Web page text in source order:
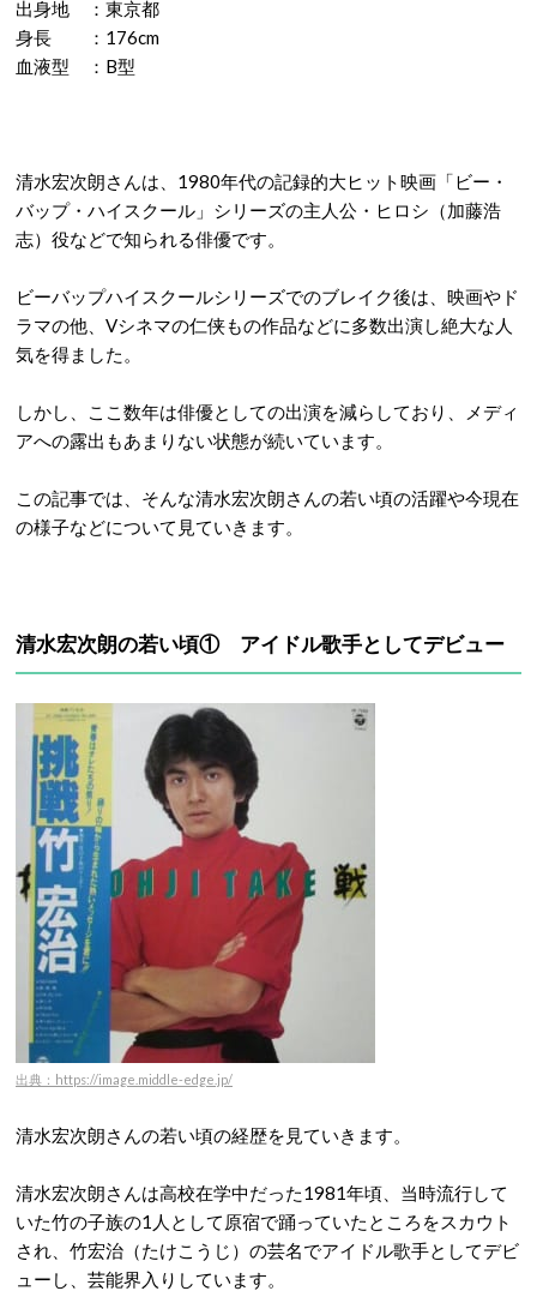
出身地 ：東京都
身長 ：176cm
血液型 ：B型
清水宏次朗さんは、1980年代の記録的大ヒット映画「ビー・
バップ・ハイスクール」シリーズの主人公・ヒロシ（加藤浩
志）役などで知られる俳優です。
ビーバップハイスクールシリーズでのブレイク後は、映画やド
ラマの他、Vシネマの仁侠もの作品などに多数出演し絶大な人
気を得ました。
しかし、ここ数年は俳優としての出演を減らしており、メディ
アへの露出もあまりない状態が続いています。
この記事では、そんな清水宏次朗さんの若い頃の活躍や今現在
の様子などについて見ていきます。
清水宏次朗の若い頃① アイドル歌手としてデビュー
出典：https://image.middle-edge.jp/
清水宏次朗さんの若い頃の経歴を見ていきます。
清水宏次朗さんは高校在学中だった1981年頃、当時流行して
いた竹の子族の1人として原宿で踊っていたところをスカウト
され、竹宏治（たけこうじ）の芸名でアイドル歌手としてデビ
ューし、芸能界入りしています。